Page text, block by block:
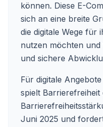
können. Diese E-
sich an eine breite
die digitale Wege für
nutzen möchten
und sichere
Für digitale
spielt Barrierefreiheit
Juni 2025 und